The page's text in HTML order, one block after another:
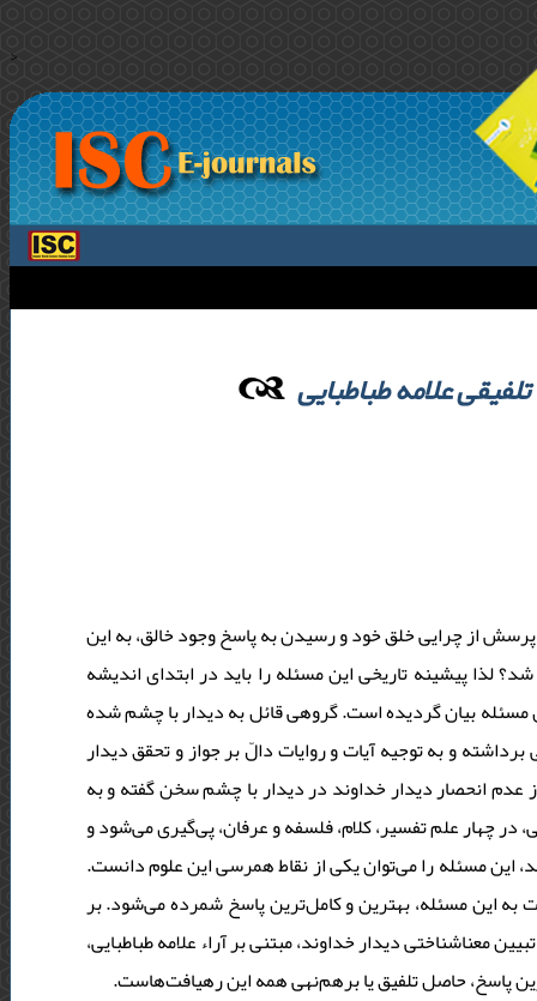
>
علامه طباطبایی
از چرایی خلق خود و رسیدن به پاسخ وجود خالق، به این
پیشینه تاریخی این مسئله را باید در ابتدای اندیشه
مسئله بیان گردیده است. گروهی قائل به دیدار با چشم شده
و به توجیه آیات و روایات دالّ بر جواز و تحقق دیدار
عدم انحصار دیدار خداوند در دیدار با چشم سخن گفته و به
در چهار علم تفسیر، کلام، فلسفه و عرفان، پی‌گیری می‌شود و
این مسئله را می‌توان یکی از نقاط همرسی این علوم دانست.
به این مسئله، بهترین و کامل‌ترین پاسخ شمرده می‌شود. بر
معناشناختی دیدار خداوند، مبتنی بر آراء علامه طباطبایی،
پاسخ، حاصل تلفیق یا برهم‌نهی همه این رهیافت‌هاست.